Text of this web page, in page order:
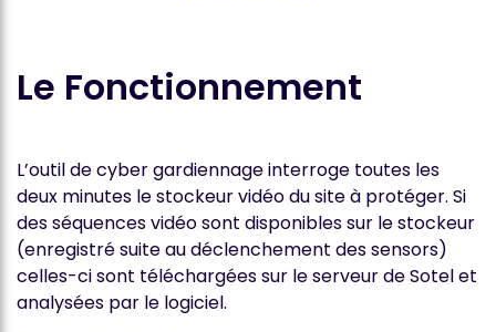
Le Fonctionnement
L’outil de cyber gardiennage interroge toutes les
deux minutes le stockeur vidéo du site à protéger. Si
des séquences vidéo sont disponibles sur le stockeur
(enregistré suite au déclenchement des sensors)
celles-ci sont téléchargées sur le serveur de Sotel et
analysées par le logiciel.